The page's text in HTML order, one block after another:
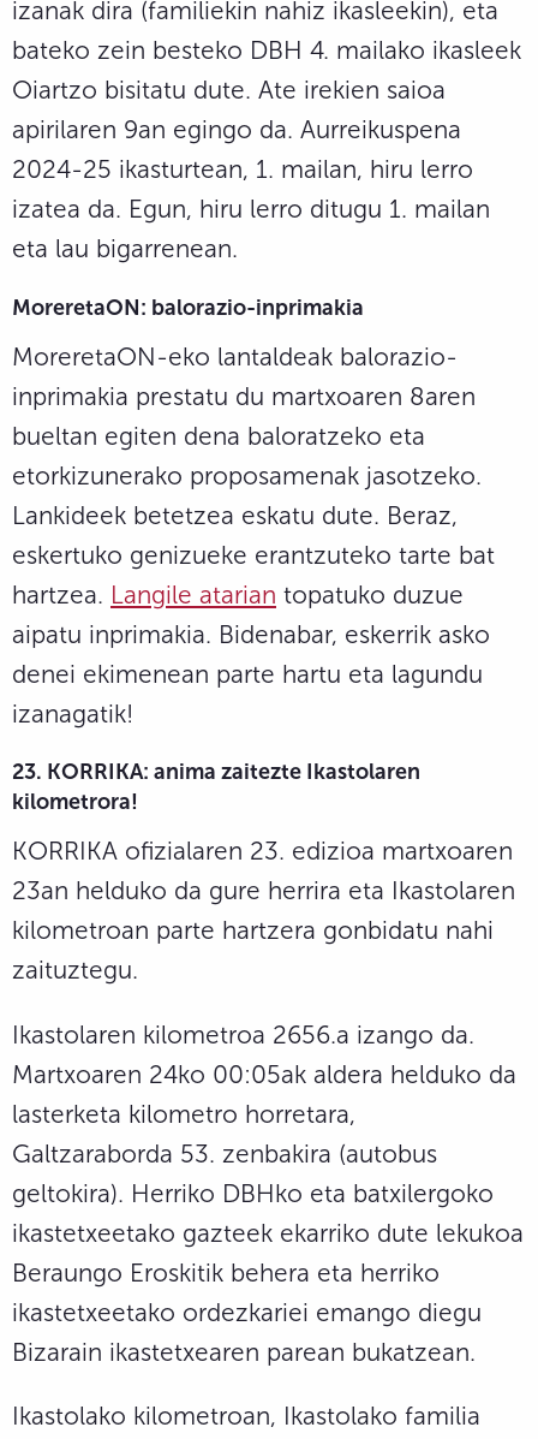
izanak dira (familiekin nahiz ikasleekin), eta
bateko zein besteko DBH 4. mailako ikasleek
Oiartzo bisitatu dute. Ate irekien saioa
apirilaren 9an egingo da. Aurreikuspena
2024-25 ikasturtean, 1. mailan, hiru lerro
izatea da. Egun, hiru lerro ditugu 1. mailan
eta lau bigarrenean.
MoreretaON: balorazio-inprimakia
MoreretaON-eko lantaldeak balorazio-
inprimakia prestatu du martxoaren 8aren
bueltan egiten dena baloratzeko eta
etorkizunerako proposamenak jasotzeko.
Lankideek betetzea eskatu dute. Beraz,
eskertuko genizueke erantzuteko tarte bat
hartzea. Langile atarian topatuko duzue
aipatu inprimakia. Bidenabar, eskerrik asko
denei ekimenean parte hartu eta lagundu
izanagatik!
23. KORRIKA: anima zaitezte Ikastolaren
kilometrora!
KORRIKA ofizialaren 23. edizioa martxoaren
23an helduko da gure herrira eta Ikastolaren
kilometroan parte hartzera gonbidatu nahi
zaituztegu.
Ikastolaren kilometroa 2656.a izango da.
Martxoaren 24ko 00:05ak aldera helduko da
lasterketa kilometro horretara,
Galtzaraborda 53. zenbakira (autobus
geltokira). Herriko DBHko eta batxilergoko
ikastetxeetako gazteek ekarriko dute lekukoa
Beraungo Eroskitik behera eta herriko
ikastetxeetako ordezkariei emango diegu
Bizarain ikastetxearen parean bukatzean.
Ikastolako kilometroan, Ikastolako familia